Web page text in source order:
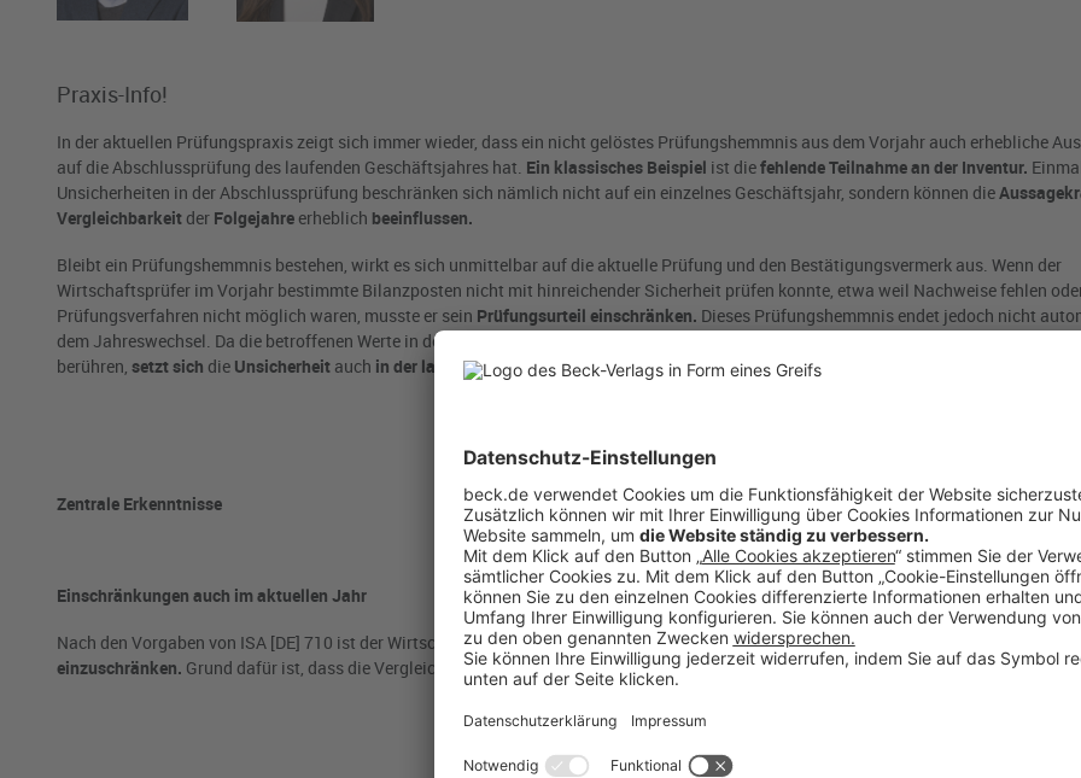
Praxis-Info!
In der aktuellen Prüfungspraxis zeigt sich immer wieder, dass ein nicht gelöstes Prüfungshemmnis aus dem Vorjahr auch erhebliche
auf die Abschlussprüfung des laufenden Geschäftsjahres hat. Ein klassisches Beispiel ist diefehlende Teilnahme an der Inventur.
Unsicherheiten in der Abschlussprüfung beschränken sich nämlich nicht auf ein einzelnes Geschäftsjahr, sondern können die
Vergleichbarkeit der Folgejahre erheblich beeinflussen.
Bleibt ein Prüfungshemmnis bestehen, wirkt es sich unmittelbar auf die aktuelle Prüfung und den Bestätigungsvermerk aus. Wenn der
Wirtschaftsprüfer im Vorjahr bestimmte Bilanzposten nicht mit hinreichender Sicherheit prüfen konnte, etwa weil Nachweise fehlen
Prüfungsverfahren nicht möglich waren, musste er sein Prüfungsurteil einschränken. Dieses Prüfungshemmnis endet jedoch nicht
dem Jahreswechsel. Da die betroffenen Werte in der Eröffnungsbilanz des Folgejahres übernommen werden und zugleich die
berühren, setzt sich die Unsicherheit auch in der laufenden Prüfung fort.
Zentrale Erkenntnisse
Einschränkungen auch im aktuellen Jahr
Nach den Vorgaben von ISA [DE] 710 ist der Wirtschaftsprüferverpflichtet,sein Prüfungsurteilfür das aktuelle Geschäftsjahr ebenfalls
einzuschränken. Grund dafür ist, dass die Vergleichbarkeit mit den Vorjahresangaben nicht sichergestellt ist.